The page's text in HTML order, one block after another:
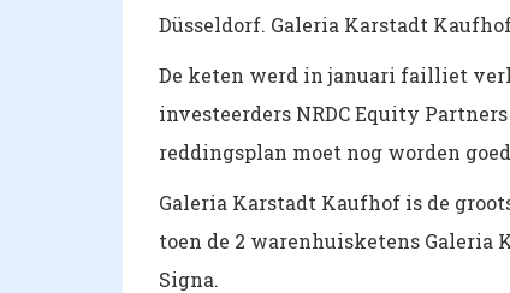
Düsseldorf. Galeria Karstadt
De keten werd in januari failliet
investeerders NRDC Equity
reddingsplan moet nog worden
Galeria Karstadt Kaufhof is de
toen de 2 warenhuisketens Galeria
Signa.